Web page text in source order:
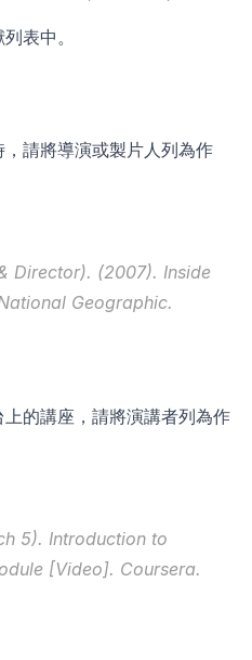
表中。
請將導演或製片人列為作
Director). (2007). Inside
Geographic.
的講座，請將演講者列為作
5). Introduction to
[Video]. Coursera.